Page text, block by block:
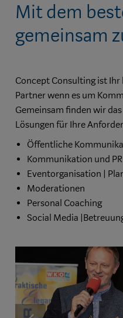
Mit dem
gemeinsam
Concept Consulting ist
Partner wenn es um
Gemeinsam finden wir
Lösungen für Ihre
Öffentliche
Kommunikation und
Eventorganisation |
Moderationen
Personal Coaching
Social Media